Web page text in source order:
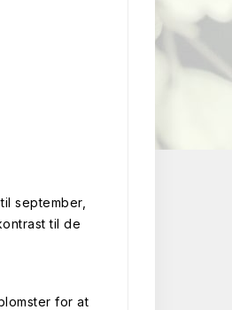
september,
til de
for at